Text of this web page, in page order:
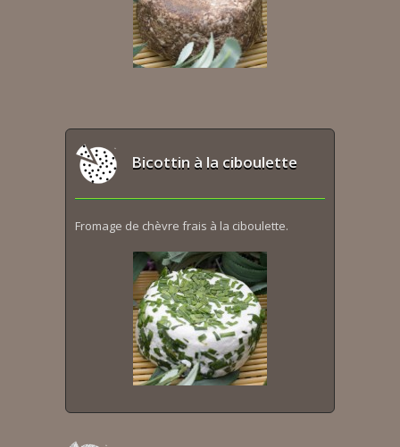
Bicottin à la ciboulette
Fromage de chèvre frais à la ciboulette.